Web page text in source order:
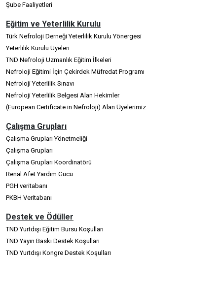
Şube Faaliyetleri
Eğitim ve Yeterlilik Kurulu
Türk Nefroloji Derneği Yeterlilik Kurulu Yönergesi
Yeterlilik Kurulu Üyeleri
TND Nefroloji Uzmanlık Eğitim İlkeleri
Nefroloji Eğitimi İçin Çekirdek Müfredat Programı
Nefroloji Yeterlilik Sınavı
Nefroloji Yeterlilik Belgesi Alan Hekimler
(European Certificate in Nefroloji) Alan Üyelerimiz
Çalışma Grupları
Çalışma Grupları Yönetmeliği
Çalışma Grupları
Çalışma Grupları Koordinatörü
Renal Afet Yardım Gücü
PGH veritabanı
PKBH Veritabanı
Destek ve Ödüller
TND Yurtdışı Eğitim Bursu Koşulları
TND Yayın Baskı Destek Koşulları
TND Yurtdışı Kongre Destek Koşulları